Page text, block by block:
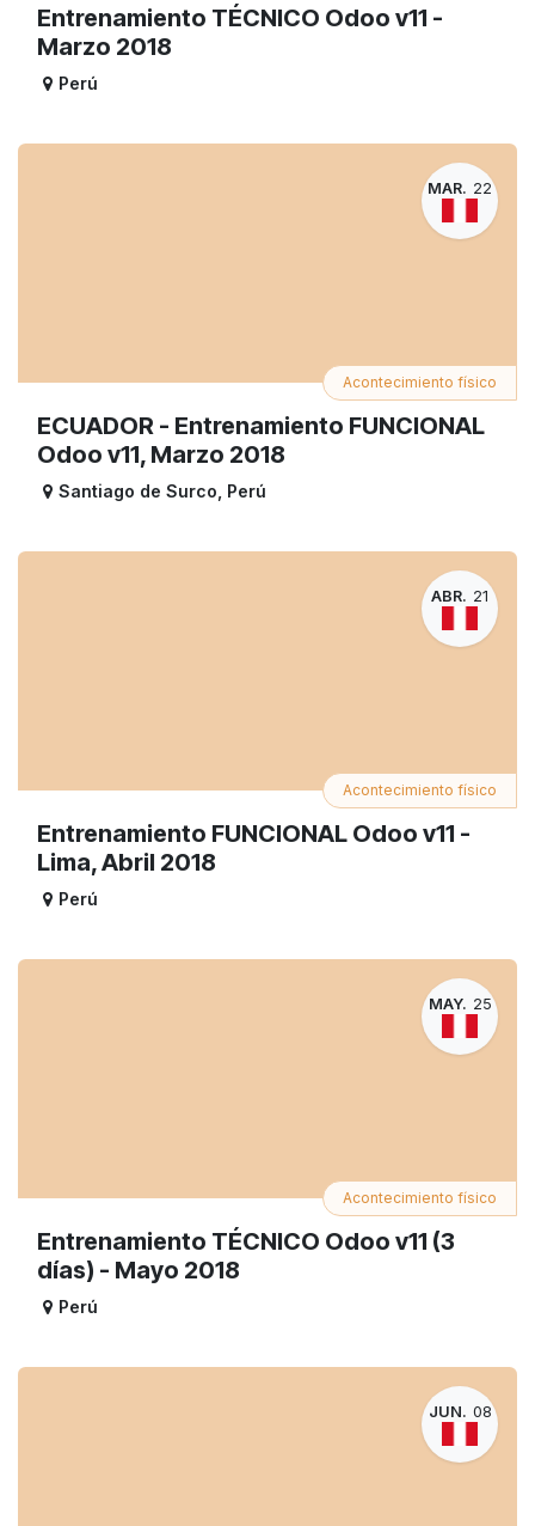
Entrenamiento TÉCNICO Odoo v11 -
Marzo 2018
Perú
MAR. 22
ECUADOR - Entrenamiento FUNCIONAL
Odoo v11, Marzo 2018
Acontecimiento físico
Santiago de Surco Perú
ABR. 21
Entrenamiento FUNCIONAL Odoo v11 -
Lima, Abril 2018
Acontecimiento físico
Perú
MAY. 25
Entrenamiento TÉCNICO Odoo v11 (3
días) - Mayo 2018
Acontecimiento físico
Perú
JUN. 08